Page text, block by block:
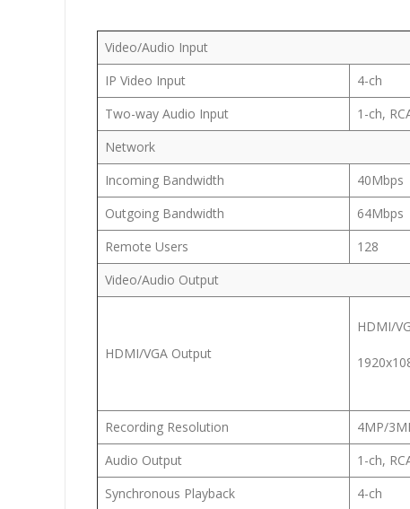
Video/Audio Input
IP Video Input
4-ch
Two-way Audio Input
1-ch,
Network
Incoming Bandwidth
40Mbps
Outgoing Bandwidth
64Mbps
Remote Users
128
Video/Audio Output
HDMI/VGA Output
HDMI/
Recording Resolution
4MP/
Audio Output
1-ch,
Synchronous Playback
4-ch